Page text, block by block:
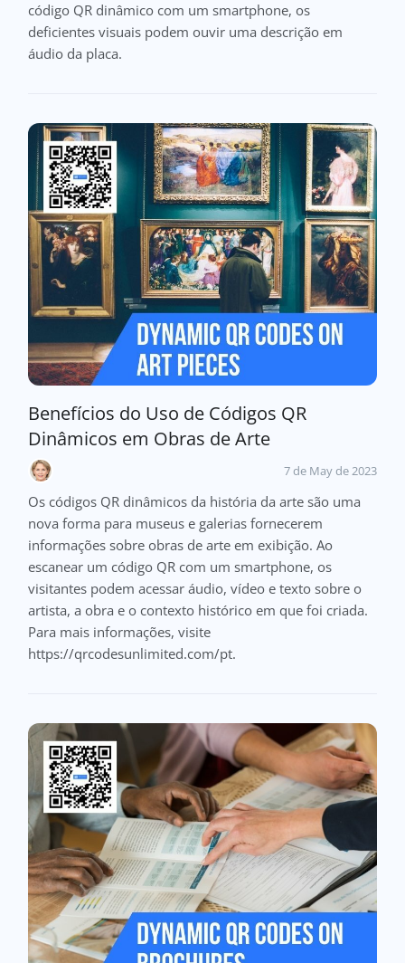
código QR dinâmico com um smartphone, os
deficientes visuais podem ouvir uma descrição em
áudio da placa.
Benefícios do Uso de Códigos QR
Dinâmicos em Obras de Arte
7 de May de 2023
Os códigos QR dinâmicos da história da arte são uma
nova forma para museus e galerias fornecerem
informações sobre obras de arte em exibição. Ao
escanear um código QR com um smartphone, os
visitantes podem acessar áudio, vídeo e texto sobre o
artista, a obra e o contexto histórico em que foi criada.
Para mais informações, visite
https://qrcodesunlimited.com/pt.